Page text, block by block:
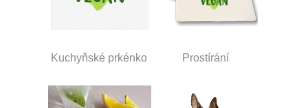
Kuchyňské prkénko Prostírání